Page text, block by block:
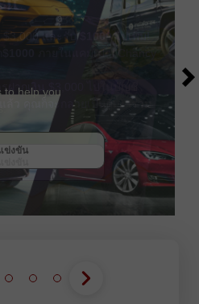
ข่งขัน
และรับ $1000ไปเพิ่ม!
ภายในแคมเปญ Chancy
ากเงิน $3,000 ไปในบัญชี
ล้ว คุณก็จะกลายเป็นผู้เข้าร่วม
งขัน